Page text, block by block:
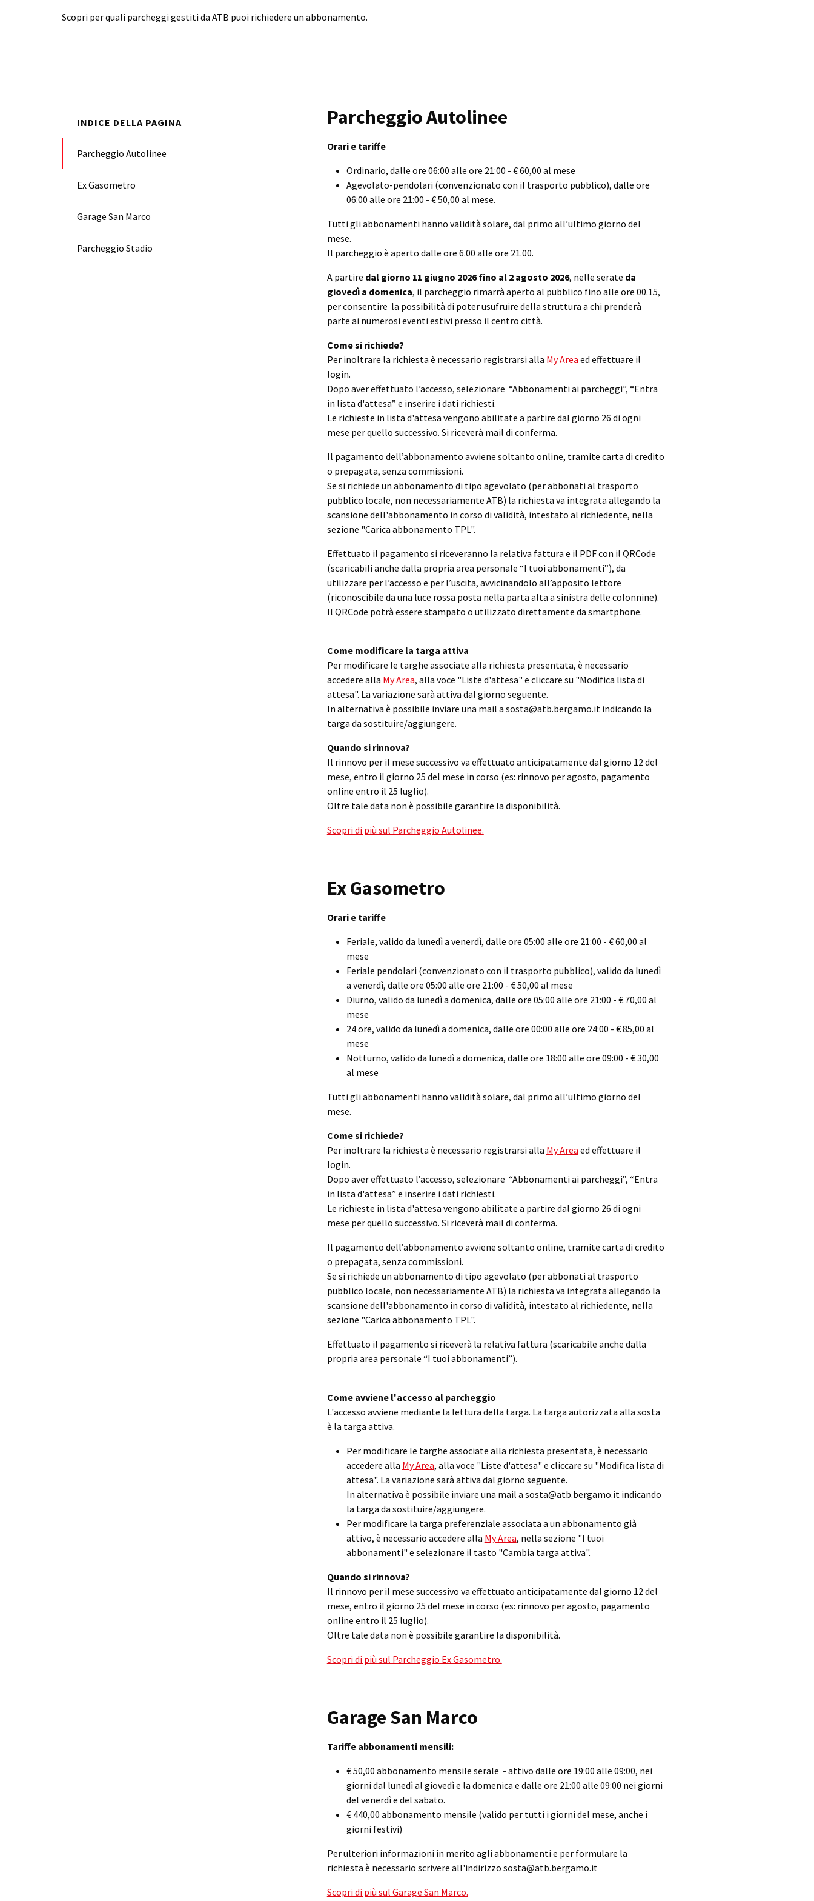
Scopri per quali parcheggi gestiti da ATB puoi richiedere un abbonamento.
INDICE DELLA PAGINA
Parcheggio Autolinee
Ex Gasometro
Garage San Marco
Parcheggio Stadio
Parcheggio Autolinee
Orari e tariffe
Ordinario, dalle ore 06:00 alle ore 21:00 - € 60,00 al mese
Agevolato-pendolari (convenzionato con il trasporto pubblico), dalle ore
06:00 alle ore 21:00 - € 50,00 al mese.
Tutti gli abbonamenti hanno validità solare, dal primo all’ultimo giorno del
mese.
Il parcheggio è aperto dalle ore 6.00 alle ore 21.00.
A partire dal giorno 11 giugno 2026 fino al 2 agosto 2026, nelle serate da
giovedì a domenica, il parcheggio rimarrà aperto al pubblico fino alle ore 00.15,
per consentire la possibilità di poter usufruire della struttura a chi prenderà
parte ai numerosi eventi estivi presso il centro città.
Come si richiede?
Per inoltrare la richiesta è necessario registrarsi alla My Area ed effettuare il
login.
Dopo aver effettuato l’accesso, selezionare “Abbonamenti ai parcheggi”, “Entra
in lista d'attesa” e inserire i dati richiesti.
Le richieste in lista d'attesa vengono abilitate a partire dal giorno 26 di ogni
mese per quello successivo. Si riceverà mail di conferma.
Il pagamento dell’abbonamento avviene soltanto online, tramite carta di credito
o prepagata, senza commissioni.
Se si richiede un abbonamento di tipo agevolato (per abbonati al trasporto
pubblico locale, non necessariamente ATB) la richiesta va integrata allegando la
scansione dell'abbonamento in corso di validità, intestato al richiedente, nella
sezione "Carica abbonamento TPL".
Effettuato il pagamento si riceveranno la relativa fattura e il PDF con il QRCode
(scaricabili anche dalla propria area personale “I tuoi abbonamenti”), da
utilizzare per l’accesso e per l’uscita, avvicinandolo all’apposito lettore
(riconoscibile da una luce rossa posta nella parta alta a sinistra delle colonnine).
Il QRCode potrà essere stampato o utilizzato direttamente da smartphone.
Come modificare la targa attiva
Per modificare le targhe associate alla richiesta presentata, è necessario
accedere alla My Area, alla voce "Liste d'attesa" e cliccare su "Modifica lista di
attesa". La variazione sarà attiva dal giorno seguente.
In alternativa è possibile inviare una mail a sosta@atb.bergamo.it indicando la
targa da sostituire/aggiungere.
Quando si rinnova?
Il rinnovo per il mese successivo va effettuato anticipatamente dal giorno 12 del
mese, entro il giorno 25 del mese in corso (es: rinnovo per agosto, pagamento
online entro il 25 luglio).
Oltre tale data non è possibile garantire la disponibilità.
Scopri di più sul Parcheggio Autolinee.
Ex Gasometro
Orari e tariffe
Feriale, valido da lunedì a venerdì, dalle ore 05:00 alle ore 21:00 - € 60,00 al
mese
Feriale pendolari (convenzionato con il trasporto pubblico), valido da lunedì
a venerdì, dalle ore 05:00 alle ore 21:00 - € 50,00 al mese
Diurno, valido da lunedì a domenica, dalle ore 05:00 alle ore 21:00 - € 70,00 al
mese
24 ore, valido da lunedì a domenica, dalle ore 00:00 alle ore 24:00 - € 85,00 al
mese
Notturno, valido da lunedì a domenica, dalle ore 18:00 alle ore 09:00 - € 30,00
al mese
Tutti gli abbonamenti hanno validità solare, dal primo all’ultimo giorno del
mese.
Come si richiede?
Per inoltrare la richiesta è necessario registrarsi alla My Area ed effettuare il
login.
Dopo aver effettuato l’accesso, selezionare “Abbonamenti ai parcheggi”, “Entra
in lista d'attesa” e inserire i dati richiesti.
Le richieste in lista d'attesa vengono abilitate a partire dal giorno 26 di ogni
mese per quello successivo. Si riceverà mail di conferma.
Il pagamento dell’abbonamento avviene soltanto online, tramite carta di credito
o prepagata, senza commissioni.
Se si richiede un abbonamento di tipo agevolato (per abbonati al trasporto
pubblico locale, non necessariamente ATB) la richiesta va integrata allegando la
scansione dell'abbonamento in corso di validità, intestato al richiedente, nella
sezione "Carica abbonamento TPL".
Effettuato il pagamento si riceverà la relativa fattura (scaricabile anche dalla
propria area personale “I tuoi abbonamenti”).
Come avviene l'accesso al parcheggio
L'accesso avviene mediante la lettura della targa. La targa autorizzata alla sosta
è la targa attiva.
Per modificare le targhe associate alla richiesta presentata, è necessario
accedere alla My Area, alla voce "Liste d'attesa" e cliccare su "Modifica lista di
attesa". La variazione sarà attiva dal giorno seguente.
In alternativa è possibile inviare una mail a sosta@atb.bergamo.it indicando
la targa da sostituire/aggiungere.
Per modificare la targa preferenziale associata a un abbonamento già
attivo, è necessario accedere alla My Area, nella sezione "I tuoi
abbonamenti" e selezionare il tasto "Cambia targa attiva".
Quando si rinnova?
Il rinnovo per il mese successivo va effettuato anticipatamente dal giorno 12 del
mese, entro il giorno 25 del mese in corso (es: rinnovo per agosto, pagamento
online entro il 25 luglio).
Oltre tale data non è possibile garantire la disponibilità.
Scopri di più sul Parcheggio Ex Gasometro.
Garage San Marco
Tariffe abbonamenti mensili:
€ 50,00 abbonamento mensile serale - attivo dalle ore 19:00 alle 09:00, nei
giorni dal lunedì al giovedì e la domenica e dalle ore 21:00 alle 09:00 nei giorni
del venerdì e del sabato.
€ 440,00 abbonamento mensile (valido per tutti i giorni del mese, anche i
giorni festivi)
Per ulteriori informazioni in merito agli abbonamenti e per formulare la
richiesta è necessario scrivere all'indirizzo sosta@atb.bergamo.it
Scopri di più sul Garage San Marco.